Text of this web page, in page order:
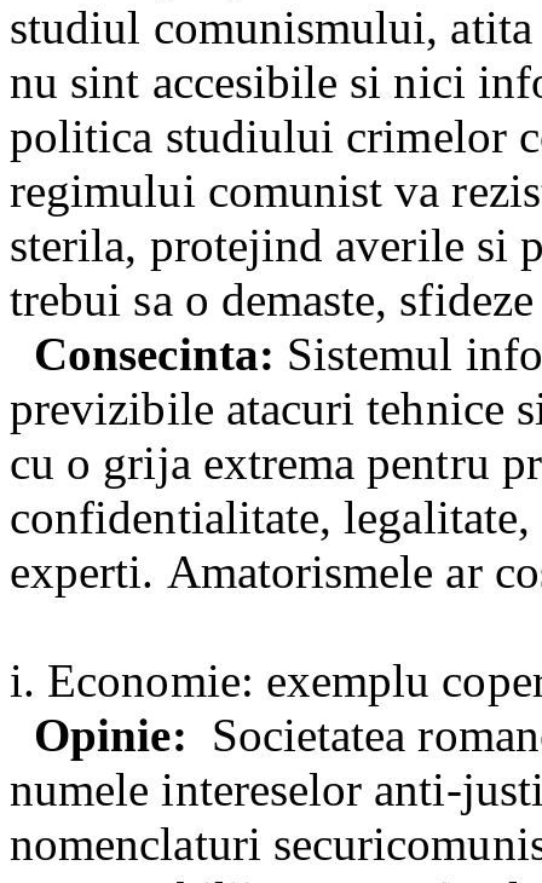
studiul comunismului,
nu sint accesibile si nici
politica studiului crimelor
regimului comunist va
sterila, protejind averile si
trebui sa o demaste,
Consecinta: Sistemul
previzibile atacuri tehnice
cu o grija extrema pentru
confidentialitate,
experti. Amatorismele ar
i. Economie: exemplu
Opinie: Societatea
numele intereselor anti-
nomenclaturi